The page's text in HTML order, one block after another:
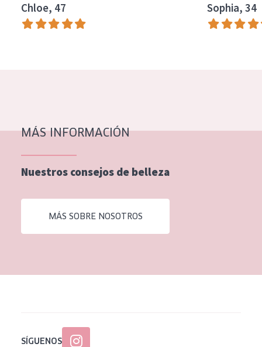
Essentials
Lift+
Piel normal y seca
Piel mixata o grasa
Piel madura
Piel expuesta al sol
Piel menopáusica
Todas las edades
Chloe, 47 Sophia, 34
MÁS INFORMACIÓN
Nuestros consejos de belleza
MÁS SOBRE NOSOTROS
SÍGUENOS